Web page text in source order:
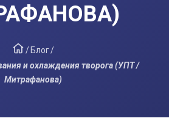
/ Блог/
и охлаждения творога (УПТ /
Митрафанова)